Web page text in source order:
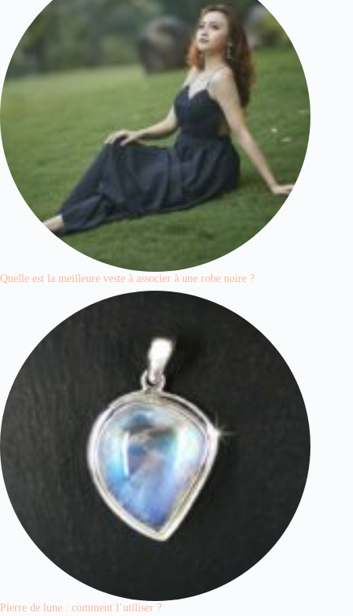
Quelle est la meilleure veste à associer à une robe noire ?
Pierre de lune : comment l’utiliser ?